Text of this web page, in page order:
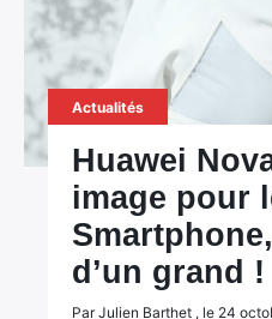
Actualités
Huawei
image pour
d’un grand !
Par Julien Barthet , le 24